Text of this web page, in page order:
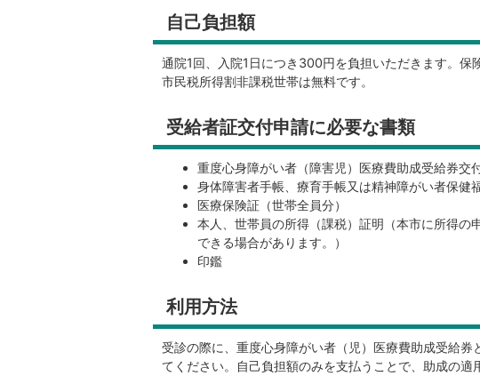
自己負担額
通院1回、入院1日につき300円を負担いただきます。保
市民税所得割非課税世帯は無料です。
受給者証交付申請に必要な書類
重度心身障がい者（障害児）医療費助成受給券交
身体障害者手帳、療育手帳又は精神障がい者保健
医療保険証（世帯全員分）
本人、世帯員の所得（課税）証明（本市に所得
できる場合があります。）
印鑑
利用方法
受診の際に、重度心身障がい者（児）医療費助成受給
てください。自己負担額のみを支払うことで、助成の適